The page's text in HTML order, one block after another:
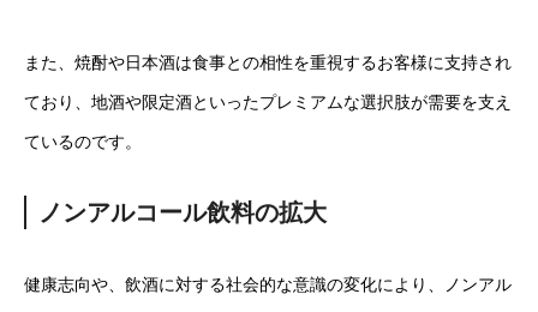
また、焼酎や日本酒は食事との相性を重視するお客様に支持され
ており、地酒や限定酒といったプレミアムな選択肢が需要を支え
ているのです。
ノンアルコール飲料の拡大
健康志向や、飲酒に対する社会的な意識の変化により、ノンアル